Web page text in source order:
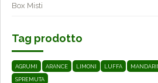
Box Misti
Tag prodotto
AGRUMI ARANCE LIMONI LUFFA
SPREMUTA